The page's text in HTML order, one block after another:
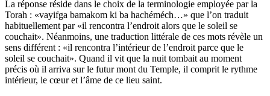
La réponse réside dans le choix de la terminologie employée par la
Torah : «vayifga bamakom ki ba hachéméch…» que l’on traduit
habituellement par «il rencontra l’endroit alors que le soleil se
couchait». Néanmoins, une traduction littérale de ces mots révèle un
sens différent : «il rencontra l’intérieur de l’endroit parce que le
soleil se couchait». Quand il vit que la nuit tombait au moment
précis où il arriva sur le futur mont du Temple, il comprit le rythme
intérieur, le cœur et l’âme de ce lieu saint.